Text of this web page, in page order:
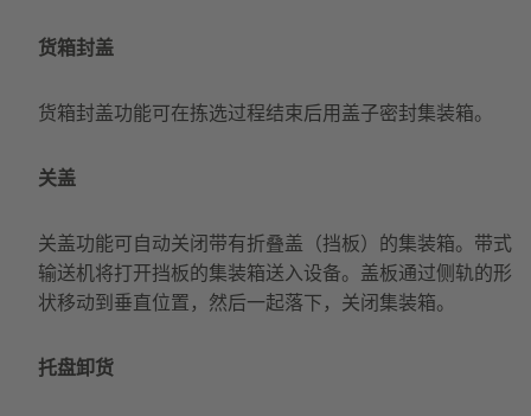
货箱封盖
货箱封盖功能可在拣选过程结束后用盖子密封集装箱。
关盖
关盖功能可自动关闭带有折叠盖（挡板）的集装箱。带式
输送机将打开挡板的集装箱送入设备。盖板通过侧轨的形
状移动到垂直位置，然后一起落下，关闭集装箱。
托盘卸货